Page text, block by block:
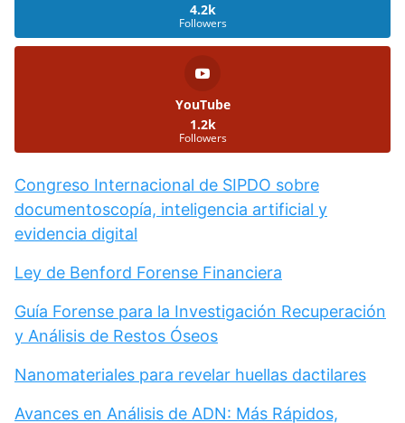
4.2k
Followers
YouTube
1.2k
Followers
Congreso Internacional de SIPDO sobre
documentoscopía, inteligencia artificial y
evidencia digital
Ley de Benford Forense Financiera
Guía Forense para la Investigación Recuperación
y Análisis de Restos Óseos
Nanomateriales para revelar huellas dactilares
Avances en Análisis de ADN: Más Rápidos,